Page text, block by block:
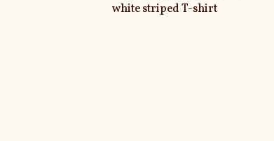
white striped T-shirt